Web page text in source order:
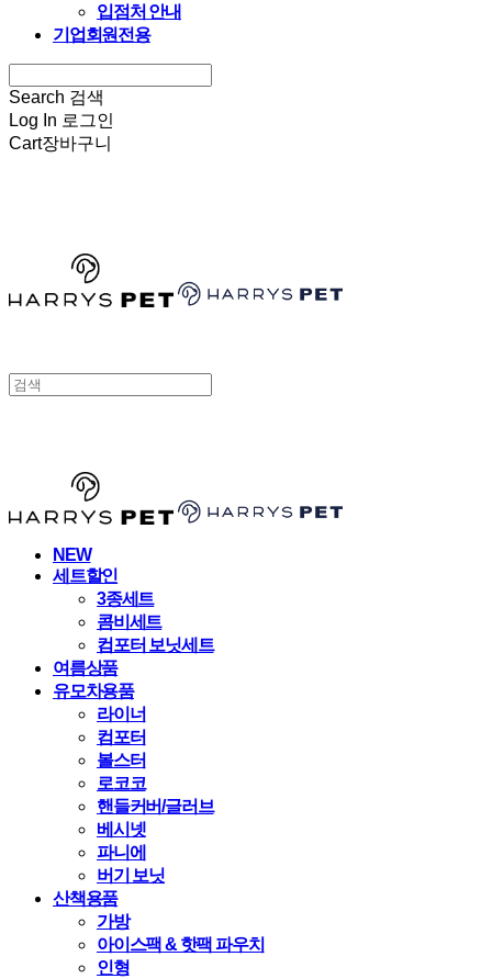
입점처 안내
기업회원전용
Search 검색
Log In 로그인
Cart장바구니
NEW
세트할인
3종세트
콤비세트
컴포터 보닛세트
여름상품
유모차용품
라이너
컴포터
볼스터
로코코
핸들커버/글러브
베시넷
파니에
버기 보닛
산책용품
가방
아이스팩 & 핫팩 파우치
인형